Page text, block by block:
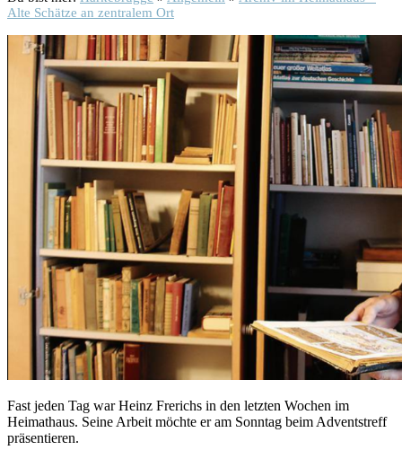
Alte Schätze an zentralem Ort
Fast jeden Tag war Heinz Frerichs in den letzten Wochen im
Heimathaus. Seine Arbeit möchte er am Sonntag beim Adventstreff
präsentieren.